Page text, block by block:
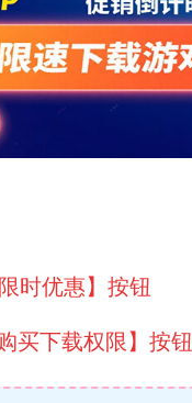
时优惠】按钮
买下载权限】按钮